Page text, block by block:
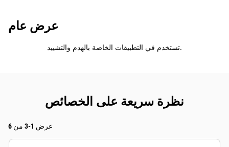
عرض عام
تستخدم في التطبيقات الخاصة بالهدم والتشييد.
نظرة سريعة على الخصائص
عرض 1-3 من 6